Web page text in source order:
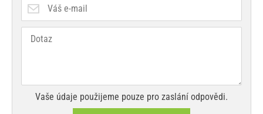
Vaše údaje použijeme pouze pro zaslání odpovědi.